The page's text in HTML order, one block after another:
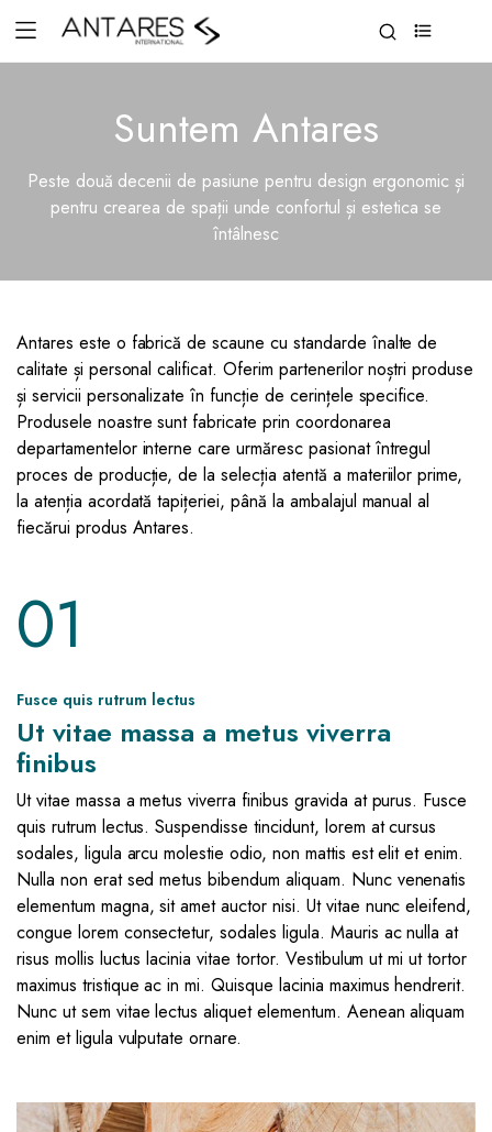
Suntem Antares
Peste două decenii de pasiune pentru design ergonomic și
pentru crearea de spații unde confortul și estetica se
întâlnesc
Antares este o fabrică de scaune cu standarde înalte de
calitate și personal calificat. Oferim partenerilor noștri produse
și servicii personalizate în funcție de cerințele specifice.
Produsele noastre sunt fabricate prin coordonarea
departamentelor interne care urmăresc pasionat întregul
proces de producție, de la selecția atentă a materiilor prime,
la atenția acordată tapițeriei, până la ambalajul manual al
fiecărui produs Antares.
01
Fusce quis rutrum lectus
Ut vitae massa a metus viverra
finibus
Ut vitae massa a metus viverra finibus gravida at purus. Fusce
quis rutrum lectus. Suspendisse tincidunt, lorem at cursus
sodales, ligula arcu molestie odio, non mattis est elit et enim.
Nulla non erat sed metus bibendum aliquam. Nunc venenatis
elementum magna, sit amet auctor nisi. Ut vitae nunc eleifend,
congue lorem consectetur, sodales ligula. Mauris ac nulla at
risus mollis luctus lacinia vitae tortor. Vestibulum ut mi ut tortor
maximus tristique ac in mi. Quisque lacinia maximus hendrerit.
Nunc ut sem vitae lectus aliquet elementum. Aenean aliquam
enim et ligula vulputate ornare.